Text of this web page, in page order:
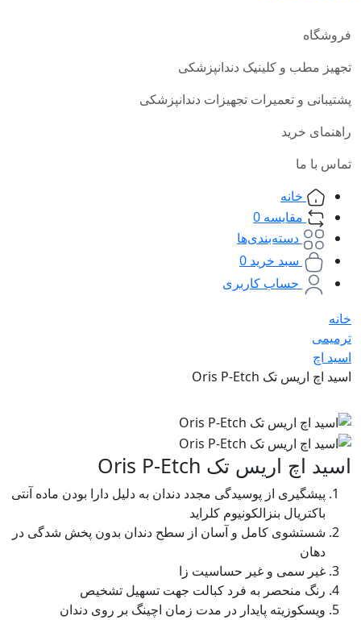
فروشگاه
تجهیز مطب و کلینیک دندانپزشکی
پشتیبانی و تعمیرات تجهیزات دندانپزشکی
راهنمای خرید
تماس با ما
خانه
مقایسه 0
دسته‌بندی‌ها
سبد خرید 0
حساب کاربری
خانه
ترمیمی
اسید اچ
اسید اچ اریس تک Oris P-Etch
اسید اچ اریس تک Oris P-Etch
پیشگیری از پوسیدگی مجدد دندان به دلیل دارا بودن ماده آنتی
باکتریال بنزالکونیوم کلراید
شستشوی کامل و آسان از سطح دندان بدون پخش شدگی در
دهان
غیر سمی و غیر حساسیت زا
رنگ منحصر به فرد کبالت جهت تسهیل تشخیص
ویسکوزیته پایدار در مدت زمان اچینگ بر روی دندان